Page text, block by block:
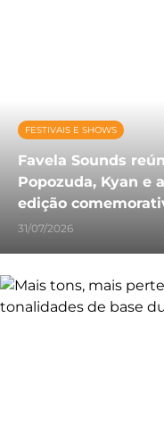
FESTIVAIS E SHOWS
Favela Sounds
Popozuda, Kyan e
edição
31/07/2026